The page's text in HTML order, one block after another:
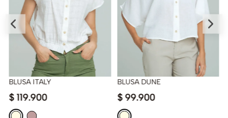
BLUSA ITALY
$ 119.900
BLUSA DUNE
$ 99.900